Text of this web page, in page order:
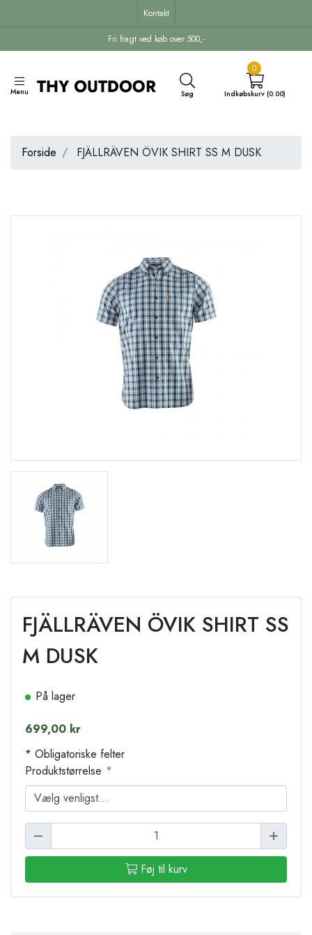
Fri fragt ved køb over 500,-
Kontakt
Menu Søg
0
Indkøbskurv (0.00)
Forside FJÄLLRÄVEN ÖVIK SHIRT SS M DUSK
FJÄLLRÄVEN ÖVIK SHIRT SS
M DUSK
På lager
699,00 kr
* Obligatoriske felter
Produktstørrelse *
Føj til kurv